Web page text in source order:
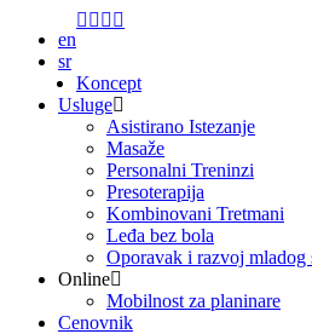
en
sr
Koncept
Usluge
Asistirano Istezanje
Masaže
Personalni Treninzi
Presoterapija
Kombinovani Tretmani
Leđa bez bola
Oporavak i razvoj mladog
Online
Mobilnost za planinare
Cenovnik